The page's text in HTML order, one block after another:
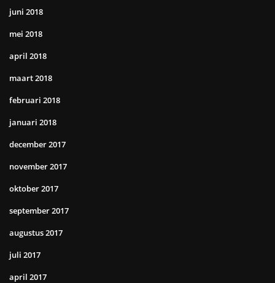
juni 2018
mei 2018
april 2018
maart 2018
februari 2018
januari 2018
december 2017
november 2017
oktober 2017
september 2017
augustus 2017
juli 2017
april 2017